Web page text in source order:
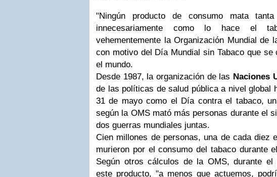
"Ningún producto de consumo mata
innecesariamente como lo hace el
vehementemente la Organización Mundial de
con motivo del Día Mundial sin Tabaco que se
el mundo.
Desde 1987, la organización de las Naciones
de las políticas de salud pública a nivel global
31 de mayo como el Día contra el tabaco,
según la OMS mató más personas durante el
dos guerras mundiales juntas.
Cien millones de personas, una de cada diez
murieron por el consumo del tabaco durante
Según otros cálculos de la OMS, durante el
este producto, "a menos que actuemos,